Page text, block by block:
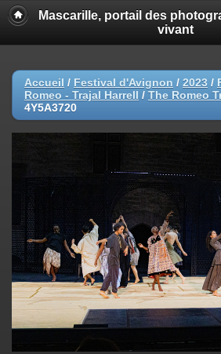
Mascarille, portail des
vivant
Accueil / Festival d'Avignon / 2023 /
Romeo - Trajal Harrell / The Romeo
4Y5A3720